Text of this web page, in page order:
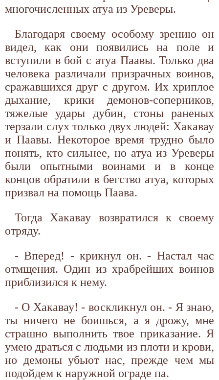
многочисленных атуа из Уреверы.
Благодаря своему особому зрению он
видел, как они появились на поле и
вступили в бой с атуа Паавы. Только два
человека различали призрачных воинов,
сражавшихся друг с другом. Их хриплое
дыхание, крики демонов-соперников,
тяжелые удары дубин, стоны раненых
терзали слух только двух людей: Хакавау
и Паавы. Некоторое время трудно было
понять, кто сильнее, но атуа из Уреверы
были опытными воинами и в конце
концов обратили в бегство атуа, которых
призвал на помощь Паава.
Тогда Хакавау возвратился к своему
отряду.
- Вперед! - крикнул он. - Настал час
отмщения. Один из храбрейших воинов
приблизился к нему.
- О Хакавау! - воскликнул он. - Я знаю,
ты ничего не боишься, а я дрожу, мне
страшно выполнить твое приказание. Я
умею драться с людьми из плоти и крови,
но демоны убьют нас, прежде чем мы
подойдем к наружной ограде па.